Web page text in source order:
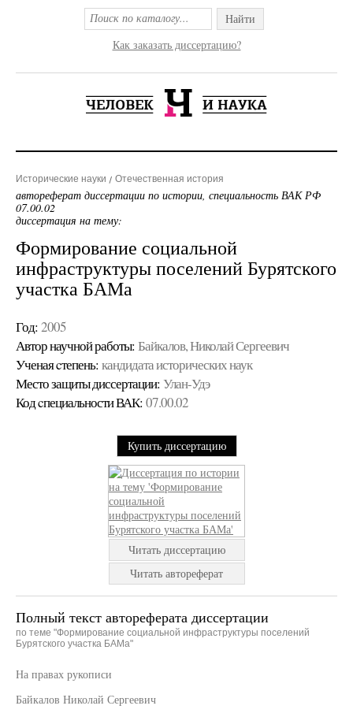
Найти
Как заказать диссертацию?
Исторические науки Отечественная история
автореферат диссертации по истории, специальность ВАК РФ
07.00.02
диссертация на тему:
Формирование социальной
инфраструктуры поселений Бурятского
участка БАМа
Год: 2005
Автор научной работы: Байкалов, Николай Сергеевич
Ученая cтепень: кандидата исторических наук
Место защиты диссертации: Улан-Удэ
Код cпециальности ВАК: 07.00.02
Купить диссертацию
Читать диссертацию
Читать автореферат
Полный текст автореферата диссертации
по теме "Формирование социальной инфраструктуры поселений
Бурятского участка БАМа"
На правах рукописи
Байкалов Николай Сергеевич